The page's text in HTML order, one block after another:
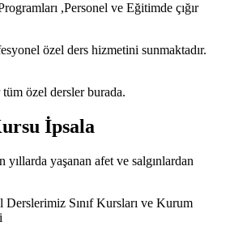
,Personel ve Eğitimde çığır
özel ders hizmetini sunmaktadır.
tüm özel dersler burada.
İpsala
yıllarda yaşanan afet ve salgınlardan
Sınıf Kursları ve Kurum